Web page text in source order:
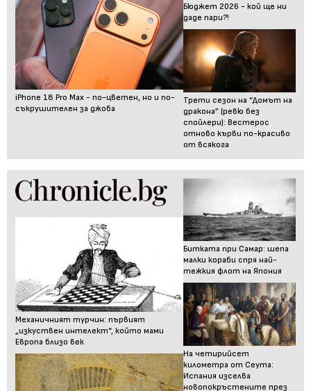
iPhone 18 Pro Max - по-цветен, но и по-
съкрушителен за джоба
Бюджет 2026 - кой ще ни
даде пари?!
Трети сезон на “Домът на
дракона” (ревю без
спойлери): Вестерос
отново кърви по-красиво
от всякога
Механичният турчин: първият
„изкуствен интелект“, който мами
Европа близо век
Битката при Самар: шепа
малки кораби спря най-
тежкия флот на Япония
На четирийсет
километра от Сеута:
Испания изселва
новопокръстените през